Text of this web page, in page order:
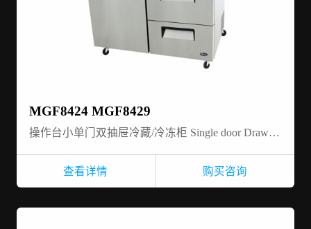
MGF8424 MGF8429
操作台小单门双抽屉冷藏/冷冻柜 Single door Drawer-work top-refrigerator/freezer
查看详情 购买咨询